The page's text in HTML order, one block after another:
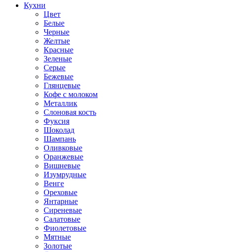
Кухни
Цвет
Белые
Черные
Желтые
Красные
Зеленые
Серые
Бежевые
Глянцевые
Кофе с молоком
Металлик
Слоновая кость
Фуксия
Шоколад
Шампань
Оливковые
Оранжевые
Вишневые
Изумрудные
Венге
Ореховые
Янтарные
Сиреневые
Салатовые
Фиолетовые
Мятные
Золотые